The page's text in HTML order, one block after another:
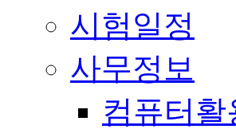
시험일정
사무정보
컴퓨터활